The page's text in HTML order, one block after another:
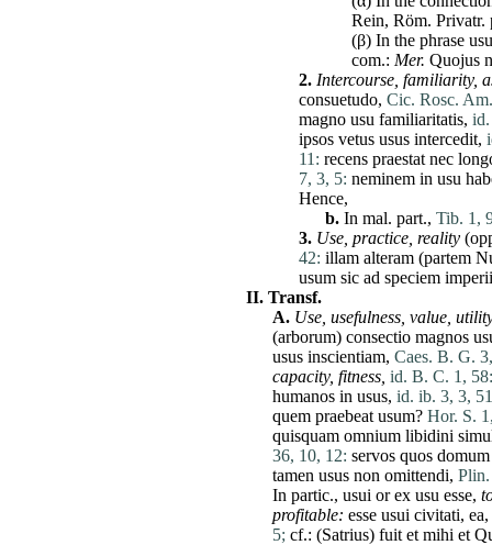
Rein, Röm. Privatr.
(β) In the phrase usu
com.: Mer. Quojus
2. Intercourse, familiarity,
consuetudo, Cic. Rosc.
magno usu familiaritatis,
ipsos vetus usus intercedit,
11: recens praestat nec
7, 3, 5: neminem in usu
Hence,
b. In mal. part., Tib. 1,
3. Use practice, reality
42: illam alteram (partem
usum sic ad speciem imperii
II. Transf.
A. Use usefulness, value,
(arborum) consectio magnos
usus inscientiam, Caes. B. G.
capacity, fitness, id. B. C. 1, 58:
humanos in usus, id. ib. 3, 3,
quem praebeat usum? Hor. S.
quisquam omnium libidini
36, 10, 12: servos quos domum
tamen usus non omittendi,
In partic., usui orex usu esse,
profitable: esse usui civitati, ea,
5; cf.: (Satrius) fuit et mihi et